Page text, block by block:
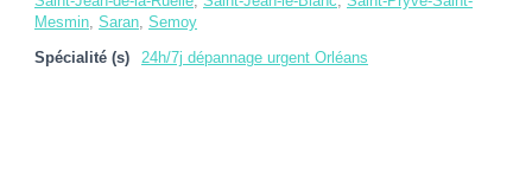
Mesmin, Saran, Semoy
Spécialité (s) 24h/7j dépannage urgent Orléans